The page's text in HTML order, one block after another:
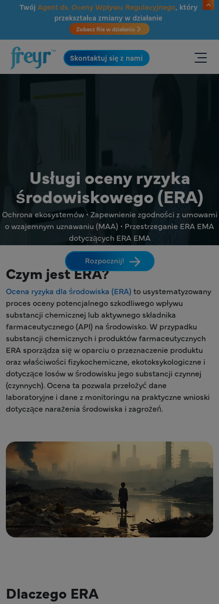
Przejdź do głównej treści
Twój Agent ds. Oceny Wpływu Regulacyjnego, który
przekształca zmiany w działanie
Zobacz Ria w działaniu
.
Skontaktuj się z nami
Usługi oceny ryzyka
środowiskowego (ERA)
Ochrona ekosystemów • Zapewnienie zgodności z umowami
o wzajemnym uznawaniu (MAA) • Przestrzeganie ERA EMA
dotyczących ERA EMA
Rozpocznij!
Czym jest ERA?
Ocena ryzyka dla środowiska (ERA) to usystematyzowany
proces oceny potencjalnego szkodliwego wpływu
substancji chemicznej lub aktywnego składnika
farmaceutycznego (API) na środowisko. W przypadku
substancji chemicznych i produktów farmaceutycznych
ERA sporządza się w oparciu o przeznaczenie produktu
oraz właściwości fizykochemiczne, ekotoksykologiczne i
dotyczące losów w środowisku jego substancji czynnej
(czynnych). Ocena ta pozwala przełożyć dane
laboratoryjne i dane z monitoringu na praktyczne wnioski
dotyczące narażenia środowiska i zagrożeń.
Dlaczego ERA